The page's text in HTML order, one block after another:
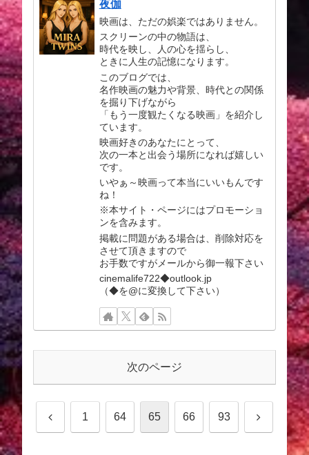
夜伽
映画は、ただの娯楽ではありません。
スクリーンの中の物語は、
時代を映し、人の心を揺らし、
ときに人生の記憶になります。
このブログでは、
名作映画の魅力や背景、時代との関係
を掘り下げながら
「もう一度観たくなる映画」を紹介し
ています。
映画好きのあなたにとって、
次の一本と出会う場所になれば嬉しい
です。
いやぁ～映画って本当にいいもんです
ね！
※本サイト・ページにはプロモーショ
ンを含みます。
掲載に問題がある場合は、削除対応を
させて頂きますので
お手数ですがメールから御一報下さい
cinemalife722◆outlook.jp
（◆を@に変換して下さい）
次のページ
前 1 64 65 66 93 次